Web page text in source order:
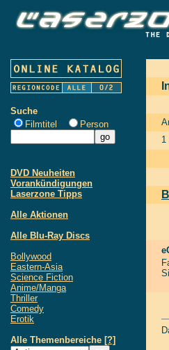
Suche
Filmtitel
Person
DVD Neuheiten
Vorankündigungen
Laserzone Tipps
Alle Aktionen
Alle Blu-Ray Discs
Bollywood
Eastern-Asia
Science Fiction
Anime/Manga
Thriller
Comedy
Erotik
Alle Themenbereiche [?]
1